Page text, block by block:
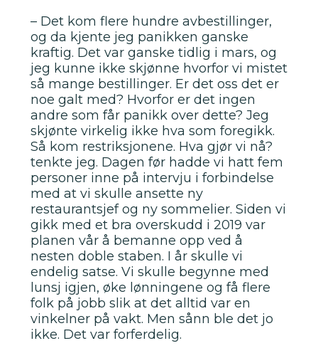
– Det kom flere hundre avbestillinger,
og da kjente jeg panikken ganske
kraftig. Det var ganske tidlig i mars, og
jeg kunne ikke skjønne hvorfor vi mistet
så mange bestillinger. Er det oss det er
noe galt med? Hvorfor er det ingen
andre som får panikk over dette? Jeg
skjønte virkelig ikke hva som foregikk.
Så kom restriksjonene. Hva gjør vi nå?
tenkte jeg. Dagen før hadde vi hatt fem
personer inne på intervju i forbindelse
med at vi skulle ansette ny
restaurantsjef og ny sommelier. Siden vi
gikk med et bra overskudd i 2019 var
planen vår å bemanne opp ved å
nesten doble staben. I år skulle vi
endelig satse. Vi skulle begynne med
lunsj igjen, øke lønningene og få flere
folk på jobb slik at det alltid var en
vinkelner på vakt. Men sånn ble det jo
ikke. Det var forferdelig.